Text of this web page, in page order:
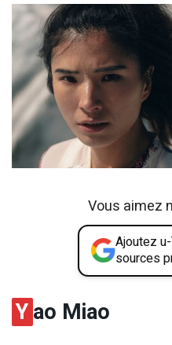
Vous aimez
Ajoutez
sources
Yao Miao